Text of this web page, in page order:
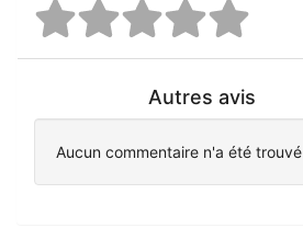
Autres avis
Aucun commentaire n'a été trouvé